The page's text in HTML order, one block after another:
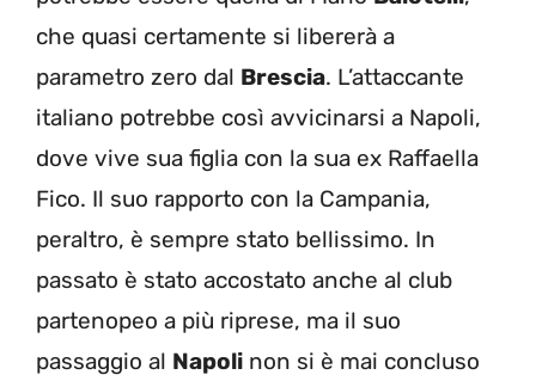
che quasi certamente si libererà a
parametro zero dal Brescia. L’attaccante
italiano potrebbe così avvicinarsi a Napoli,
dove vive sua figlia con la sua ex Raffaella
Fico. Il suo rapporto con la Campania,
peraltro, è sempre stato bellissimo. In
passato è stato accostato anche al club
partenopeo a più riprese, ma il suo
passaggio al Napoli non si è mai concluso